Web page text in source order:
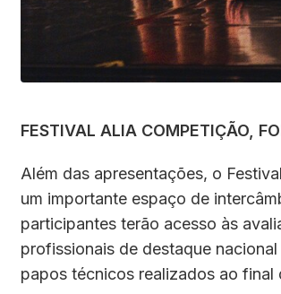
FESTIVAL ALIA COMPETIÇÃO,
Além das apresentações, o
um importante espaço de
participantes terão acesso às
profissionais de destaque
papos técnicos realizados ao